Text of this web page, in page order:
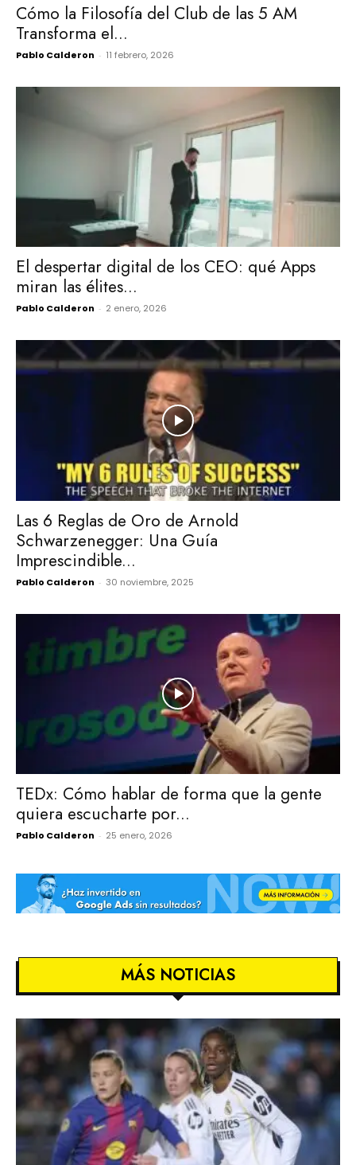
Cómo la Filosofía del Club de las 5 AM
Transforma el...
Pablo Calderon - 11 febrero, 2026
El despertar digital de los CEO: qué Apps
miran las élites...
Pablo Calderon - 2 enero, 2026
Las 6 Reglas de Oro de Arnold
Schwarzenegger: Una Guía
Imprescindible...
Pablo Calderon - 30 noviembre, 2025
TEDx: Cómo hablar de forma que la gente
quiera escucharte por...
Pablo Calderon - 25 enero, 2026
MÁS NOTICIAS